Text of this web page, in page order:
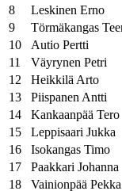
8
Leskinen Erno
9
Törmäkangas
10
Autio Pertti
11
Väyrynen Petri
12
Heikkilä Arto
13
Piispanen Antti
14
Kankaanpää Tero
15
Leppisaari Jukka
16
Isokangas Timo
17
Paakkari Johanna
18
Vainionpää Pekka